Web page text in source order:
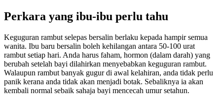
Perkara yang ibu-ibu perlu tahu
Keguguran rambut selepas bersalin berlaku kepada hampir semua
wanita. Ibu baru bersalin boleh kehilangan antara 50-100 urat
rambut setiap hari. Anda harus faham, hormon (dalam darah) yang
berubah setelah bayi dilahirkan menyebabkan keguguran rambut.
Walaupun rambut banyak gugur di awal kelahiran, anda tidak perlu
panik kerana anda tidak akan menjadi botak. Sebaliknya ia akan
kembali normal sebaik sahaja bayi mencecah umur setahun.